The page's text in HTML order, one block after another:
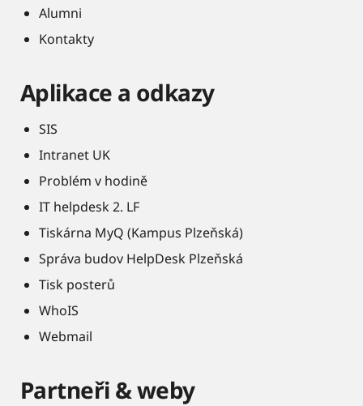
Alumni
Kontakty
Aplikace a odkazy
SIS
Intranet UK
Problém v hodině
IT helpdesk 2. LF
Tiskárna MyQ (Kampus Plzeňská)
Správa budov HelpDesk Plzeňská
Tisk posterů
WhoIS
Webmail
Partneři & weby